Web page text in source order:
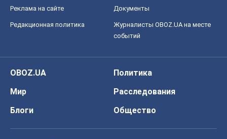
Реклама на сайте Документы
Редакционная политика
Журналисты OBOZ.UA на месте
событий
OBOZ.UA
Политика
Мир
Расследования
Блоги
Общество